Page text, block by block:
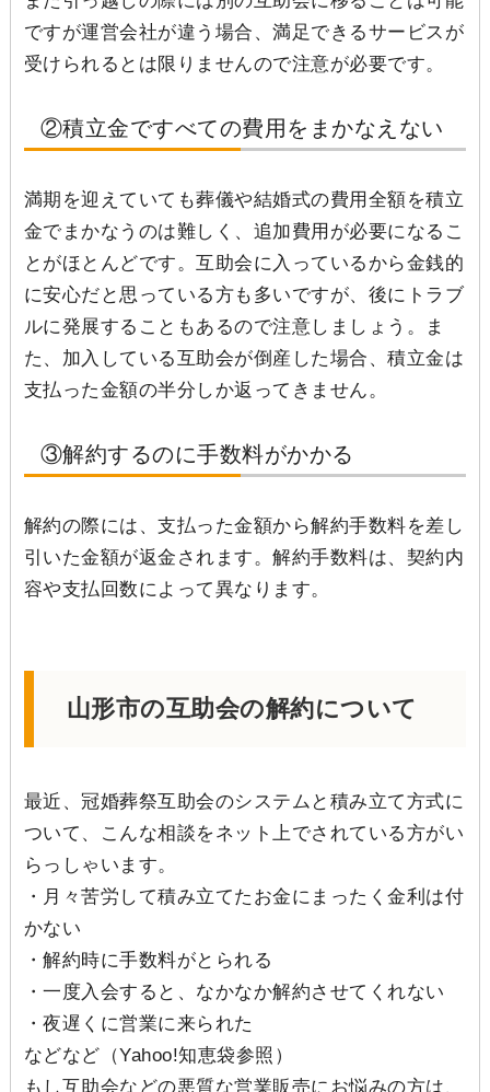
ですが運営会社が違う場合、満足できるサービスが
受けられるとは限りませんので注意が必要です。
②積立金ですべての費用をまかなえない
満期を迎えていても葬儀や結婚式の費用全額を積立
金でまかなうのは難しく、追加費用が必要になるこ
とがほとんどです。互助会に入っているから金銭的
に安心だと思っている方も多いですが、後にトラブ
ルに発展することもあるので注意しましょう。ま
た、加入している互助会が倒産した場合、積立金は
支払った金額の半分しか返ってきません。
③解約するのに手数料がかかる
解約の際には、支払った金額から解約手数料を差し
引いた金額が返金されます。解約手数料は、契約内
容や支払回数によって異なります。
山形市の互助会の解約について
最近、冠婚葬祭互助会のシステムと積み立て方式に
ついて、こんな相談をネット上でされている方がい
らっしゃいます。
・月々苦労して積み立てたお金にまったく金利は付
かない
・解約時に手数料がとられる
・一度入会すると、なかなか解約させてくれない
・夜遅くに営業に来られた
などなど（Yahoo!知恵袋参照）
もし互助会などの悪質な営業販売にお悩みの方は、